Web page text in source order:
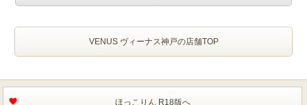
VENUS ヴィーナス神戸の店舗TOP
ほっこりん R18版へ